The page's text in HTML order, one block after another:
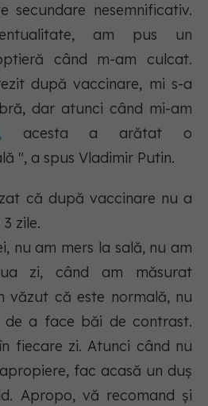
secundare nesemnificativ.
am pus un
când m-am culcat.
după vaccinare, mi s-a
dar atunci când mi-am
acesta a arătat o
", a spus Vladimir Putin.
că după vaccinare nu a
zile.
nu am mers la sală, nu am
zi, când am măsurat
văzut că este normală, nu
de a face băi de contrast.
fiecare zi. Atunci când nu
fac acasă un duș
Apropo, vă recomand și